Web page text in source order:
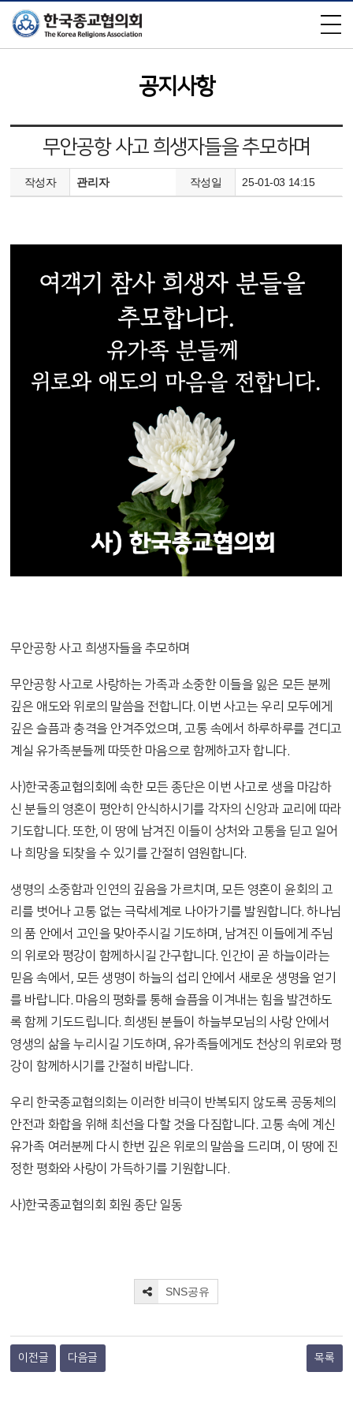
×
공지사항
무안공항 사고 희생자들을 추모하며
작성자 관리자 작성일 25-01-03 14:15
무안공항 사고 희생자들을 추모하며
무안공항 사고로 사랑하는 가족과 소중한 이들을 잃은 모든 분께
깊은 애도와 위로의 말씀을 전합니다. 이번 사고는 우리 모두에게
깊은 슬픔과 충격을 안겨주었으며, 고통 속에서 하루하루를 견디고
계실 유가족분들께 따뜻한 마음으로 함께하고자 합니다.
사)한국종교협의회에 속한 모든 종단은 이번 사고로 생을 마감하
신 분들의 영혼이 평안히 안식하시기를 각자의 신앙과 교리에 따라
기도합니다. 또한, 이 땅에 남겨진 이들이 상처와 고통을 딛고 일어
나 희망을 되찾을 수 있기를 간절히 염원합니다.
생명의 소중함과 인연의 깊음을 가르치며, 모든 영혼이 윤회의 고
리를 벗어나 고통 없는 극락세계로 나아가기를 발원합니다. 하나님
의 품 안에서 고인을 맞아주시길 기도하며, 남겨진 이들에게 주님
의 위로와 평강이 함께하시길 간구합니다. 인간이 곧 하늘이라는
믿음 속에서, 모든 생명이 하늘의 섭리 안에서 새로운 생명을 얻기
를 바랍니다. 마음의 평화를 통해 슬픔을 이겨내는 힘을 발견하도
록 함께 기도드립니다. 희생된 분들이 하늘부모님의 사랑 안에서
영생의 삶을 누리시길 기도하며, 유가족들에게도 천상의 위로와 평
강이 함께하시기를 간절히 바랍니다.
우리 한국종교협의회는 이러한 비극이 반복되지 않도록 공동체의
안전과 화합을 위해 최선을 다할 것을 다짐합니다. 고통 속에 계신
유가족 여러분께 다시 한번 깊은 위로의 말씀을 드리며, 이 땅에 진
정한 평화와 사랑이 가득하기를 기원합니다.
사)한국종교협의회 회원 종단 일동
SNS공유
이전글 다음글 목록